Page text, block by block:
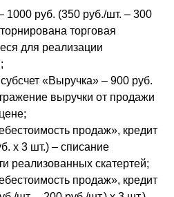
1000 руб. (350 руб./шт. – 300
торговая
для реализации
«Выручка» – 900 руб.
выручки от продажи
продаж», кредит
х 3 шт.) – списание
реализованных скатертей;
продаж», кредит